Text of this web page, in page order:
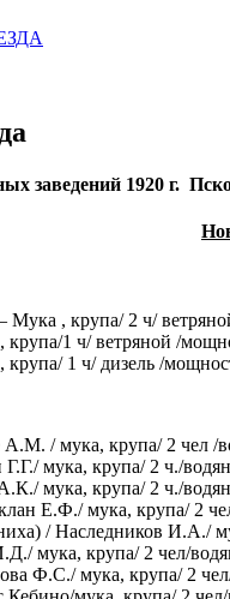
заведений 1920 г.
, крупа/ 2 ч/
1 ч/ ветряной /
1 ч/ дизель /
/ мука, крупа/ 2 чел /
мука, крупа/ 2 ч./
мука, крупа/ 2 ч./
Е.Ф./ мука, крупа/ 2
/ Наследников И.А./
мука, крупа/ 2 чел/
Ф.С./ мука, крупа/ 2